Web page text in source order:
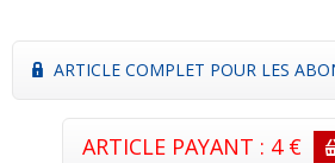
ARTICLE COMPLET POUR LES
ARTICLE PAYANT : 4 €